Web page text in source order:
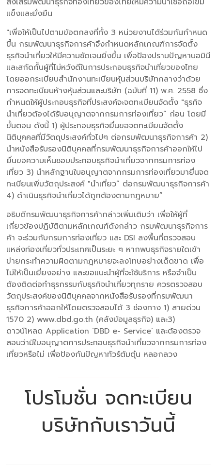
แข็งและยั่งยืน
"เพื่อให้เป็นไปตามข้อตกลงที่ทั้ง 3 หน่วยงานได้ร่วมกันกำหนด
ขึ้น กรมพัฒนาธุรกิจการค้าจึงกำหนดหลักเกณฑ์การจัดตั้ง
ธุรกิจนำเที่ยวให้มีความชัดเจนยิ่งขึ้น เพื่อป้องปรามปัญหานอมินี
และสกัดกั้นผู้ที่ไม่หวังดีในการประกอบธุรกิจนำเที่ยวของไทย
โดยออกระเบียบสำนักงานทะเบียนหุ้นส่วนบริษัทกลางว่าด้วย
การจดทะเบียนห้างหุ้นส่วนและบริษัท (ฉบับที่ 11) พ.ศ. 2558 ซึ่ง
กำหนดให้ผู้ประกอบธุรกิจที่ประสงค์จะจดทะเบียนจัดตั้ง "ธุรกิจ
นำเที่ยวต้องได้รับอนุญาตจากกรมการท่องเที่ยว” ก่อน โดยมี
ขั้นตอน ดังนี้ 1) ผู้ประกอบธุรกิจยื่นขอจดทะเบียนจัดตั้ง
นิติบุคคลที่มีวัตถุประสงค์ทั่วไปๆ ต่อกรมพัฒนาธุรกิจการค้า 2)
นำหนังสือรับรองนิติบุคคลที่กรมพัฒนาธุรกิจการค้าออกให้ไป
ยื่นขอความเห็นชอบประกอบธุรกิจนำเที่ยวจากกรมการท่อง
เที่ยว 3) นำหลักฐานใบอนุญาตจากกรมการท่องเที่ยวมายื่นจด
ทะเบียนเพิ่มวัตถุประสงค์ "นำเที่ยว” ต่อกรมพัฒนาธุรกิจการค้า
4) ดำเนินธุรกิจนำเที่ยวได้ถูกต้องตามกฎหมาย”
อธิบดีกรมพัฒนาธุรกิจการค้ากล่าวเพิ่มเติมว่า เพื่อให้ผู้ที่
เกี่ยวข้องปฏิบัติตามหลักเกณฑ์ดังกล่าว กรมพัฒนาธุรกิจการ
ค้า จะร่วมกับกรมการท่องเที่ยว และ DSI ลงพื้นที่ตรวจสอบ
แหล่งท่องเที่ยวทั่วประเทศเป็นระยะ ๆ หากพบธุรกิจรายใดเข้า
ข่ายกระทำความผิดตามกฎหมายจะลงโทษอย่างเด็ดขาด เพื่อ
ไม่ให้เป็นเยี่ยงอย่าง และขอแนะนำผู้ที่จะใช้บริการ หรือจำเป็น
ต้องติดต่อทำธุรกรรมกับธุรกิจนำเที่ยวทุกราย ควรตรวจสอบ
วัตถุประสงค์ของนิติบุคคลจากหนังสือรับรองที่กรมพัฒนา
ธุรกิจการค้าออกให้โดยตรวจสอบได้ 3 ช่องทาง 1) สายด่วน
1570 2) www.dbd.go.th (คลังข้อมูลธุรกิจ) และ3)
ดาวน์โหลด Application ‘DBD e- Service’ และต้องตรวจ
สอบว่ามีใบอนุญาตการประกอบธุรกิจนำเที่ยวจากกรมการท่อง
เที่ยวหรือไม่ เพื่อป้องกันปัญหาทัวร์ต้มตุ๋น หลอกลวง
โปรโมชั่น จดทะเบียน
บริษัทกับเราวันนี้